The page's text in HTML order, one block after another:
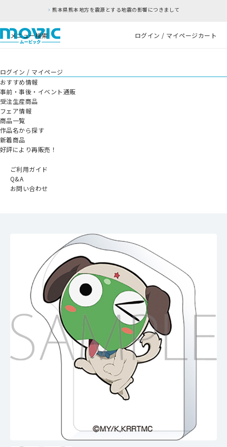
熊本県熊本地方を震源とする地震の影響につきまして
メニュー検索 ログイン / マイページカート
ログイン / マイページ
おすすめ情報
事前・事後・イベント通販
受注生産商品
フェア情報
商品一覧
作品名から探す
新着商品
好評により再販売！
ご利用ガイド
Q&A
お問い合わせ